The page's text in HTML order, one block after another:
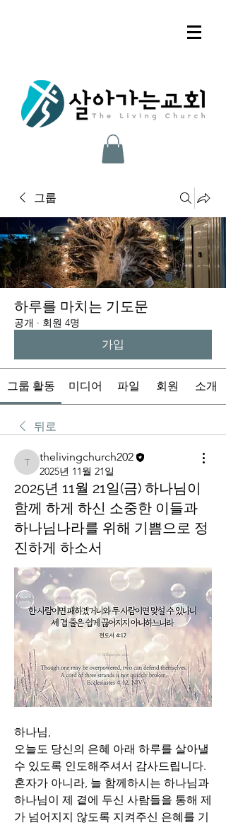
그룹
하루를 마치는 기도문
공개 · 회원 4명
가입
그룹 활동 미디어 파일 회원 소개
뒤로
thelivingchurch202
thelivingchurch202
2025년 11월 21일
2025년 11월 21일(금) 하나님이
함께 하게 하신 소중한 이들과
하나님나라를 위해 기쁨으로 정
진하게 하소서
하나님,
오늘도 당신의 은혜 아래 하루를 살아낼
수 있도록 인도해주셔서 감사드립니다.
혼자가 아니라, 늘 함께하시는 하나님과
하나님이 제 곁에 두신 사람들을 통해 제
가 넘어지지 않도록 지켜주신 은혜를 기